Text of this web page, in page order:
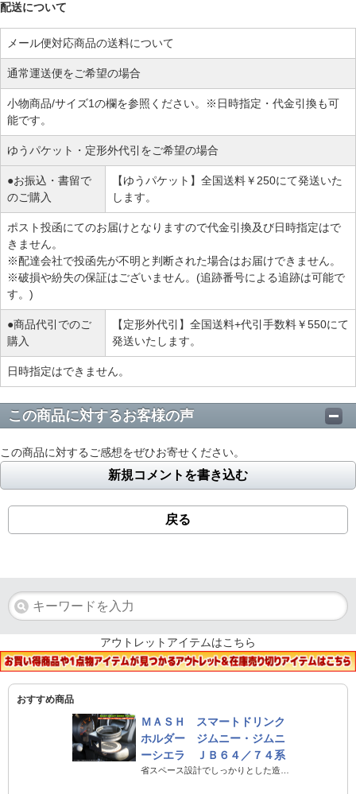
配送について
メール便対応商品の送料について
通常運送便をご希望の場合
小物商品/サイズ1の欄を参照ください。※日時指定・代金引換も可
能です。
ゆうパケット・定形外代引をご希望の場合
●お振込・書留で
のご購入
【ゆうパケット】全国送料￥250にて発送いた
します。
ポスト投函にてのお届けとなりますので代金引換及び日時指定はで
きません。
※配達会社で投函先が不明と判断された場合はお届けできません。
※破損や紛失の保証はございません。(追跡番号による追跡は可能で
す。)
●商品代引でのご
購入
【定形外代引】全国送料+代引手数料￥550にて
発送いたします。
日時指定はできません。
この商品に対するお客様の声
この商品に対するご感想をぜひお寄せください。
新規コメントを書き込む
戻る
アウトレットアイテムはこちら
おすすめ商品
ＭＡＳＨ スマートドリンク
ホルダー ジムニー・ジムニ
ーシエラ ＪＢ６４／７４系